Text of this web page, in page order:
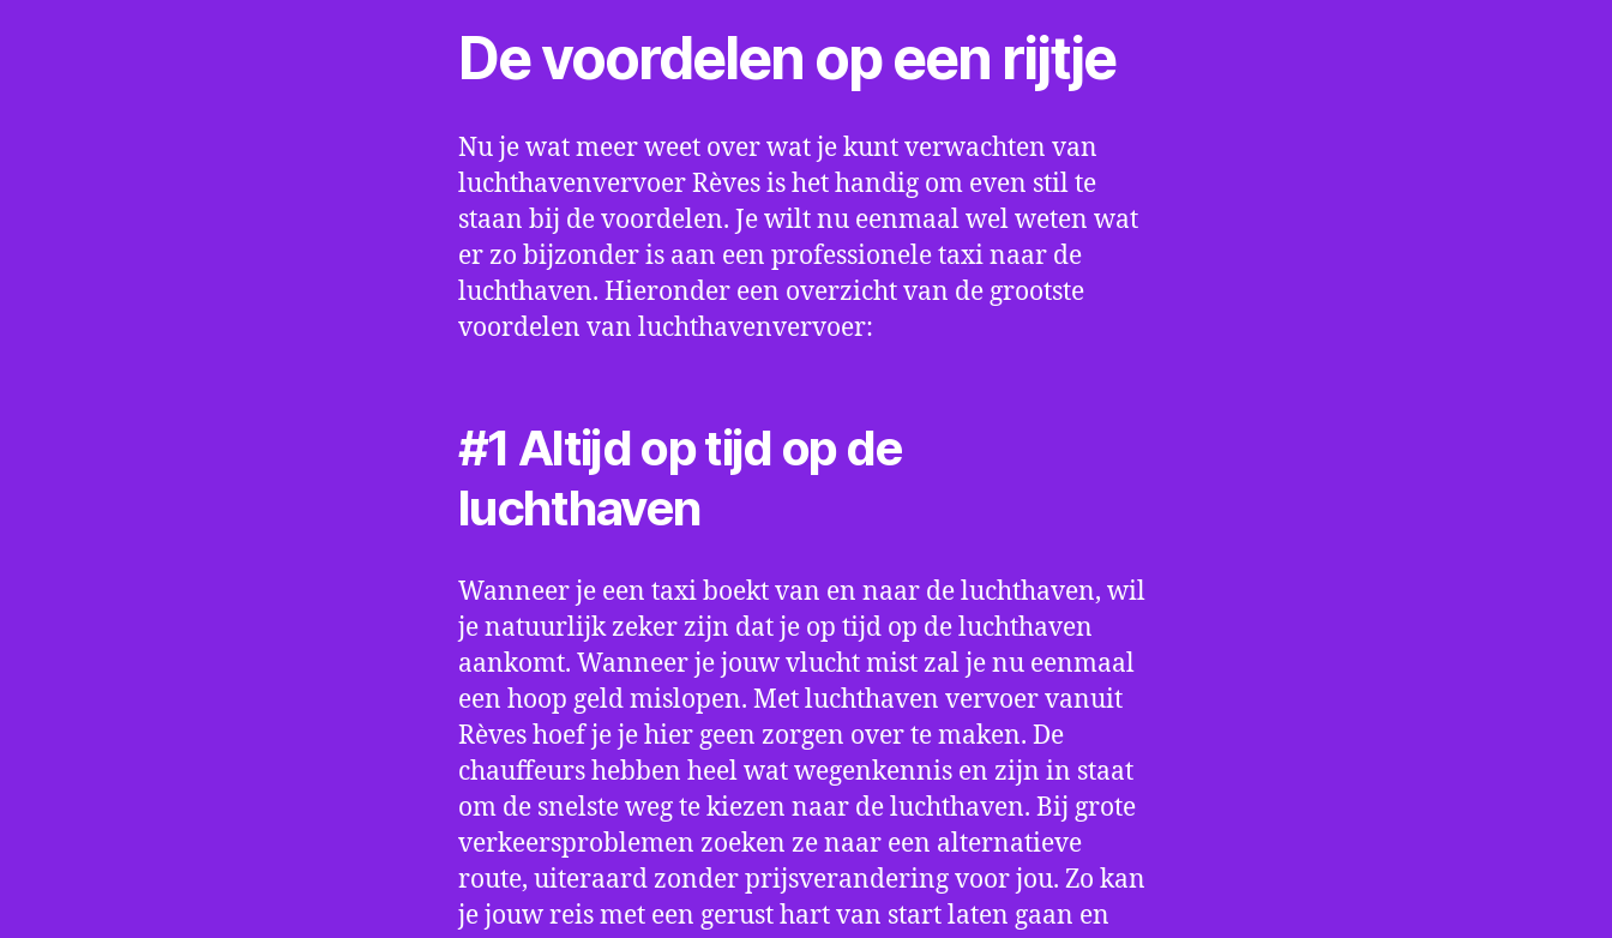
De voordelen op een rijtje
Nu je wat meer weet over wat je kunt verwachten van
luchthavenvervoer Rèves is het handig om even stil te
staan bij de voordelen. Je wilt nu eenmaal wel weten wat
er zo bijzonder is aan een professionele taxi naar de
luchthaven. Hieronder een overzicht van de grootste
voordelen van luchthavenvervoer:
#1 Altijd op tijd op de
luchthaven
Wanneer je een taxi boekt van en naar de luchthaven, wil
je natuurlijk zeker zijn dat je op tijd op de luchthaven
aankomt. Wanneer je jouw vlucht mist zal je nu eenmaal
een hoop geld mislopen. Met luchthaven vervoer vanuit
Rèves hoef je je hier geen zorgen over te maken. De
chauffeurs hebben heel wat wegenkennis en zijn in staat
om de snelste weg te kiezen naar de luchthaven. Bij grote
verkeersproblemen zoeken ze naar een alternatieve
route, uiteraard zonder prijsverandering voor jou. Zo kan
je jouw reis met een gerust hart van start laten gaan en